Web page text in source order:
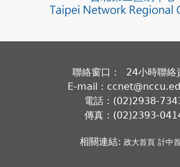
聯絡窗口： 24小時聯絡
E-mail：
電話：(02)2938-
傳真：(02)2393-
相關連結: 政大首頁 計中